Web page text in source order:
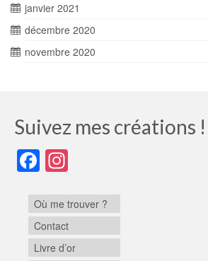
janvier 2021
décembre 2020
novembre 2020
Suivez mes créations !
Facebook
Où me trouver ?
Contact
Livre d’or